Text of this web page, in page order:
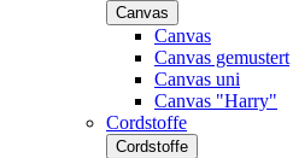
Canvas
Canvas
Canvas gemustert
Canvas uni
Canvas "Harry"
Cordstoffe
Cordstoffe